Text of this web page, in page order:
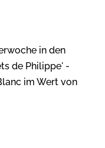
in den
de Philippe' -
im Wert von